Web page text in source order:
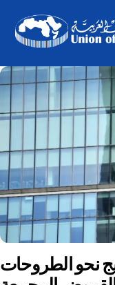
content
نحو الطروحات